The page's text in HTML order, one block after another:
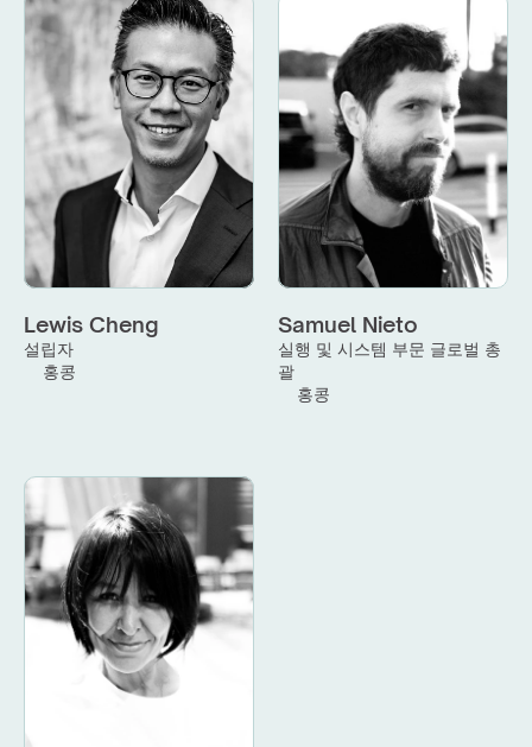
Lewis Cheng
설립자
홍콩
Samuel Nieto
실행 및 시스템 부문 글로벌 총
괄
홍콩